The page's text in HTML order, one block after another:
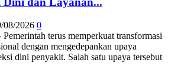
08/2026 0
terus memperkuat transformasi
dengan mengedepankan upaya
dini penyakit. Salah satu upaya tersebut